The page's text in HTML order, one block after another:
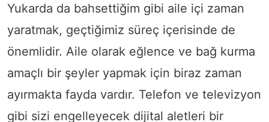
Yukarda da bahsettiğim gibi aile içi zaman
yaratmak, geçtiğimiz süreç içerisinde de
önemlidir. Aile olarak eğlence ve bağ kurma
amaçlı bir şeyler yapmak için biraz zaman
ayırmakta fayda vardır. Telefon ve televizyon
gibi sizi engelleyecek dijital aletleri bir